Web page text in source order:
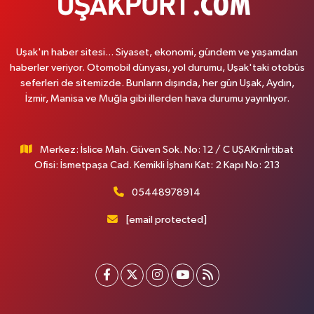
Uşak'ın haber sitesi... Siyaset, ekonomi, gündem ve yaşamdan
haberler veriyor. Otomobil dünyası, yol durumu, Uşak'taki otobüs
seferleri de sitemizde. Bunların dışında, her gün Uşak, Aydın,
İzmir, Manisa ve Muğla gibi illerden hava durumu yayınlıyor.
Merkez: İslice Mah. Güven Sok. No: 12 / C UŞAKrnİrtibat
Ofisi: İsmetpaşa Cad. Kemikli İşhanı Kat: 2 Kapı No: 213
05448978914
[email protected]